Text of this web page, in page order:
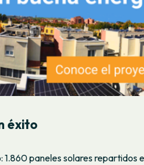
éxito
paneles solares repartidos